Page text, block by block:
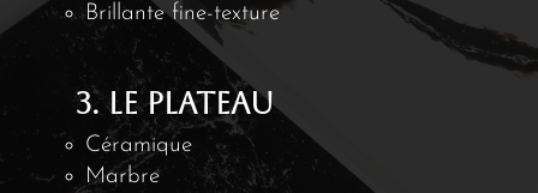
Brillante fine-texture
3. LE PLATEAU
Céramique
Marbre